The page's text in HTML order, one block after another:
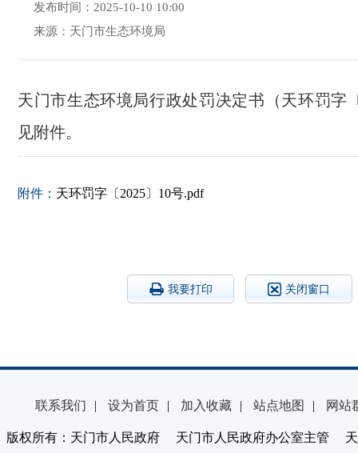
发布时间：2025-10-10 10:00
来源：天门市生态环境局
天门市生态环境局行政处罚决定书（天环罚字
见附件。
附件： 天环罚字〔2025〕10号.pdf
我要打印 关闭窗口
联系我们 | 设为首页 | 加入收藏 | 站点地图 | 网站
版权所有：天门市人民政府 天门市人民政府办公室主管 天